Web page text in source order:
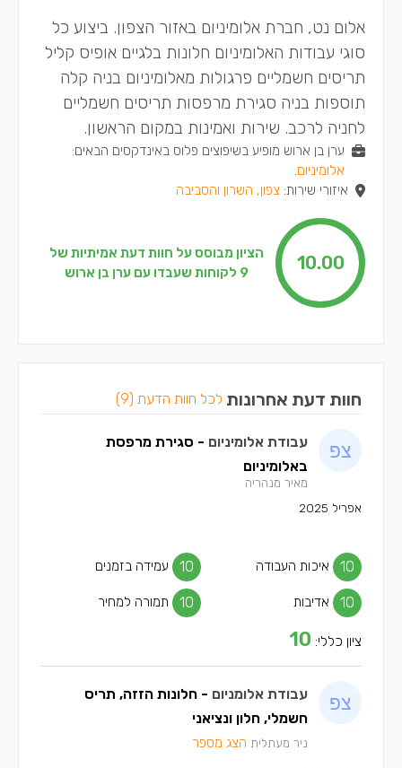
אלום נט, חברת אלומיניום באזור הצפון. ביצוע כל
סוגי עבודות האלומיניום חלונות בלגיים אופיס קליל
תריסים חשמליים פרגולות מאלומיניום בניה קלה
תוספות בניה סגירת מרפסות תריסים חשמליים
לחניה לרכב. שירות ואמינות במקום הראשון.
ערן בן ארוש מופיע בשיפוצים פלוס באינדקסים הבאים:
אלומיניום.
איזורי שירות: צפון, השרון והסביבה
10.00
הציון מבוסס על חוות דעת אמיתיות של
9 לקוחות שעבדו עם ערן בן ארוש
חוות דעת אחרונות לכל חוות הדעת (9)
עבודת אלומיניום - סגירת מרפסת
באלומיניום
מאיר מנהריה
אפריל 2025
איכות העבודה 10 עמידה בזמנים 10
אדיבות 10 תמורה למחיר 10
ציון כללי: 10
עבודת אלומניום - חלונות הזזה, תריס
חשמלי, חלון ונציאני
ניר מעתלית הצג מספר